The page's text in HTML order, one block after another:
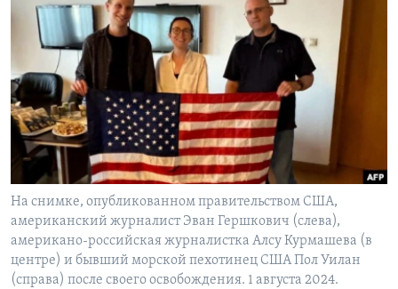
Learning English
СОЦИАЛЬНЫЕ СЕТИ
Языки
На снимке, опубликованном правительством США,
американский журналист Эван Гершкович (слева),
американо-российская журналистка Алсу Курмашева (в
центре) и бывший морской пехотинец США Пол Уилан
(справа) после своего освобождения. 1 августа 2024.